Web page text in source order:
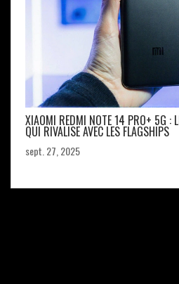
XIAOMI REDMI NOTE 14 PRO+ 5G :
QUI RIVALISE AVEC LES FLAGSHIPS
sept. 27, 2025